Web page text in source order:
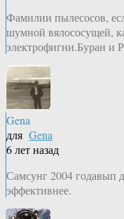
Фамилии пылесосов,
шумной вялососущей,
электрофигни.Буран и
Gena
для Gena
6 лет назад
Самсунг 2004 годавып
эффективнее.